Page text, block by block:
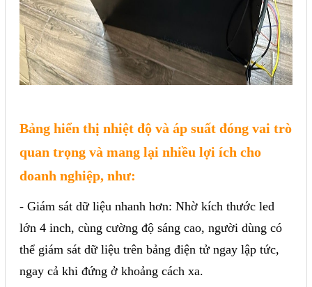
Bảng hiển thị nhiệt độ và áp suất đóng vai trò
quan trọng và mang lại nhiều lợi ích cho
doanh nghiệp, như:
- Giám sát dữ liệu nhanh hơn: Nhờ kích thước led
lớn 4 inch, cùng cường độ sáng cao, người dùng có
thể giám sát dữ liệu trên bảng điện tử ngay lập tức,
ngay cả khi đứng ở khoảng cách xa.
Liên hệ
Đóng
Facebook
Google
Twitter